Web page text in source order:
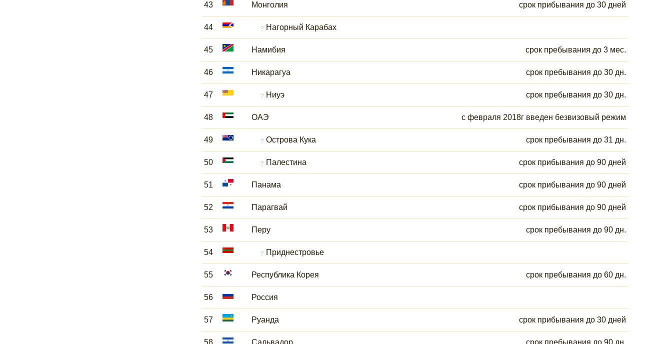
43 Монголия срок прибывания до 30 дней
44 Нагорный Карабах
45 Намибия срок пребывания до 3 мес.
46 Никарагуа срок пребывания до 30 дн.
47 Ниуэ срок пребывания до 30 дн.
48 ОАЭ с февраля 2018г введен безвизовый режим
49 Острова Кука срок пребывания до 31 дн.
50 Палестина срок прибывания до 90 дней
51 Панама срок прибывания до 90 дней
52 Парагвай срок прибывания до 90 дней
53 Перу срок пребывания до 90 дн.
54 Приднестровье
55 Республика Корея срок пребывания до 60 дн.
56 Россия
57 Руанда срок прибывания до 30 дней
58 Сальвадор срок пребывания до 90 дн.